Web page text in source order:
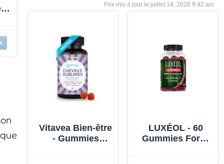
juillet 14, 2026 9:42 am
Vitavea Bien-être
- Gummies
LUXÉOL - 60
Gummies Force